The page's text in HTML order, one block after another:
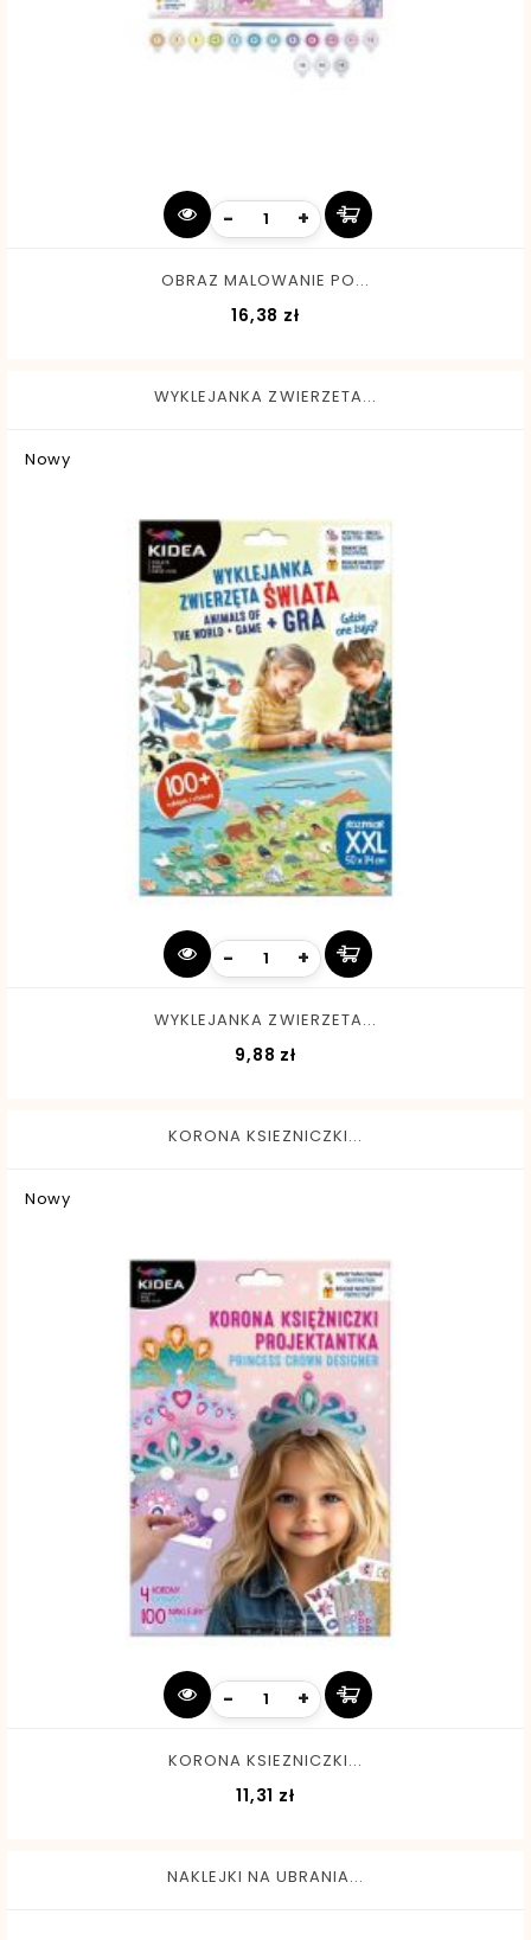
- +
OBRAZ MALOWANIE PO...
16,38 zł
WYKLEJANKA ZWIERZETA...
Nowy
- +
WYKLEJANKA ZWIERZETA...
9,88 zł
KORONA KSIEZNICZKI...
Nowy
- +
KORONA KSIEZNICZKI...
11,31 zł
NAKLEJKI NA UBRANIA...